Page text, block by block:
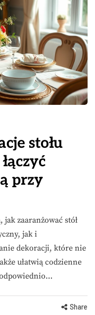
stołu
przy
zaaranżować stół
jak i
dekoracji, które nie
ułatwią codzienne
Share